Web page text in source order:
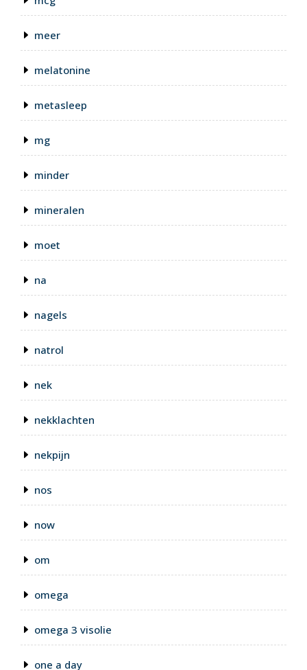
meer
melatonine
metasleep
mg
minder
mineralen
moet
na
nagels
natrol
nek
nekklachten
nekpijn
nos
now
om
omega
omega 3 visolie
one a day